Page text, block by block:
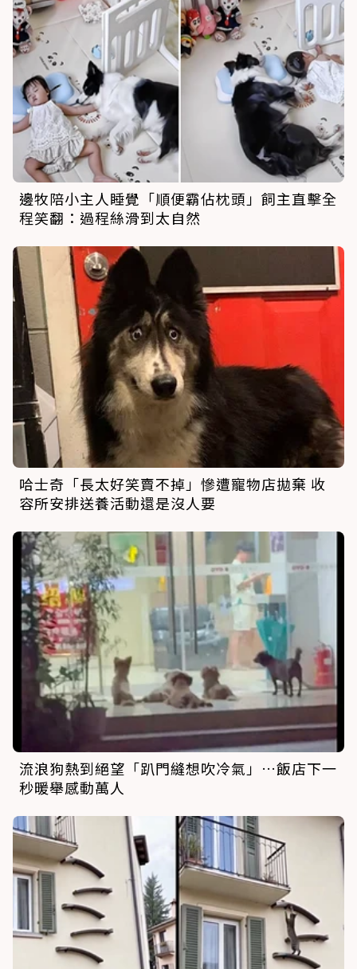
邊牧陪小主人睡覺「順便霸佔枕頭」飼主直擊全
程笑翻：過程絲滑到太自然
哈士奇「長太好笑賣不掉」慘遭寵物店拋棄 收
容所安排送養活動還是沒人要
流浪狗熱到絕望「趴門縫想吹冷氣」…飯店下一
秒暖舉感動萬人